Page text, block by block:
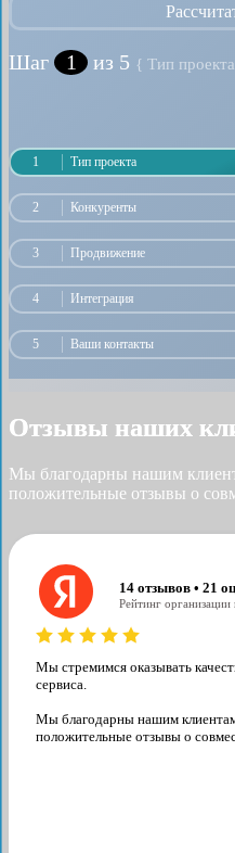
Шаг 1 из 5 { Тип
1 Тип проекта
2 Конкуренты
3 Продвижение
4 Интеграция
5 Ваши контакты
Отзывы наших
Мы благодарны нашим
положительные отзывы о
14 отзывов • 21
Рейтинг организации
Мы стремимся оказывать
сервиса.
Мы благодарны нашим
положительные отзывы о